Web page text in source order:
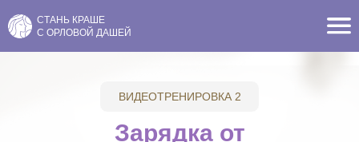
СТАНЬ КРАШЕ
С ОРЛОВОЙ ДАШЕЙ
Зарядка от
ВИДЕОТРЕНИРОВКА 2